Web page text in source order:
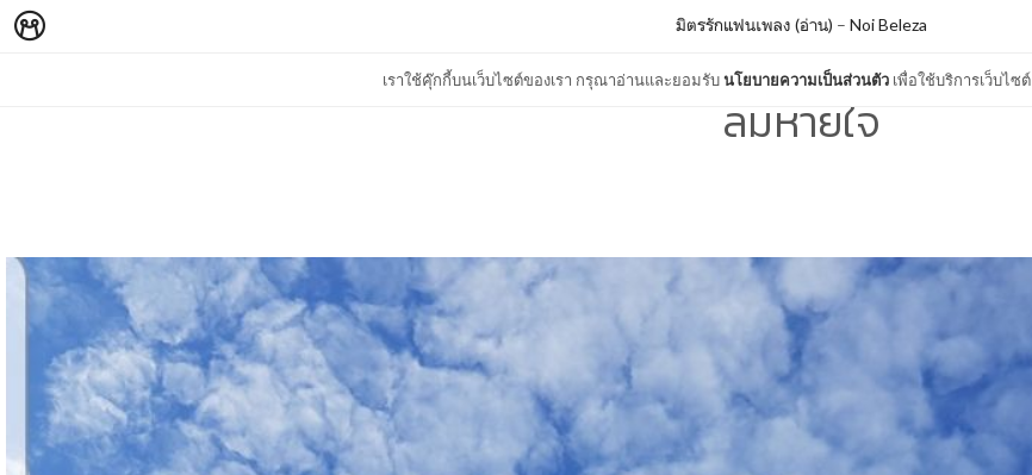
เราใช้คุ๊กกี้บนเว็บไซต์ของเรา กรุณาอ่านและยอมรับนโยบายความเป็นส่วนตัว เพื่อใช้บริการเว็บไซต์
มิตรรักแฟนเพลง (อ่าน) – Noi Beleza
ลมหายใจ